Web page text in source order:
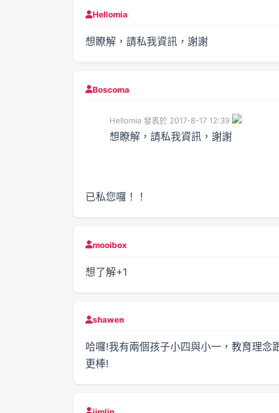
Hellomia
想瞭解，請私我資訊，謝謝
Boscoma
Hellomia 發表於 2017-8-17 12:39
想瞭解，請私我資訊，謝謝
已私您囉！！
mooibox
想了解+1
shawen
哈囉!我有兩個孩子小四與小一，教育理
更棒!